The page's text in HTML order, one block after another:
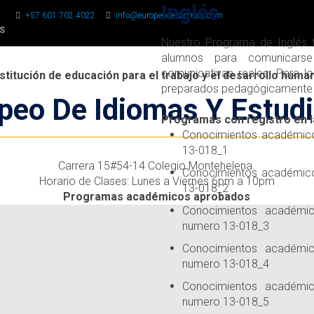
+57 601 702 4022 info@europeodeidiomas.com
de educación para el trabajo y el desarrollo
De Idiomas Y
Carrera 15#54-14 Colegio Montehelena.
Horario de Clases: Lunes a Viernes 6pm a 10pm
Programas académicos aprobados
Inglés
Nuestro Programa de
alumnos para
comunicativas reales. Para
preparados pedagógicamente
Programas con registro en
Conocimientos
13-018_1
Conocimientos
13-018_2
Conocimientos
numero 13-018_3
Conocimientos
numero 13-018_4
Conocimientos
numero 13-018_5